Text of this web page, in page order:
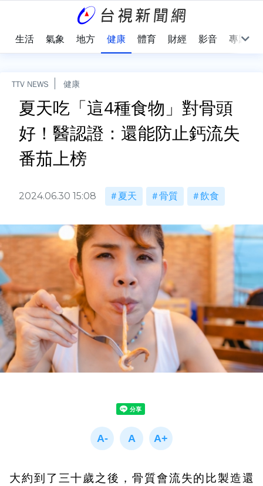
生活 氣象 地方 健康 體育 財經 影音 專題
TTV NEWS 健康
夏天吃「這4種食物」對骨頭
好！醫認證：還能防止鈣流失
番茄上榜
2024.06.30 15:08 夏天 骨質 飲食
大約到了三十歲之後，骨質會流失的比製造還